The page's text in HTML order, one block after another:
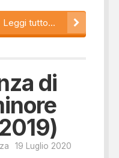
Leggi tutto...
di
19 Luglio 2020